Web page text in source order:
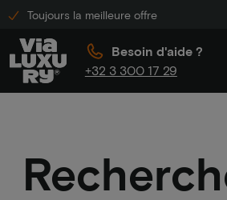
Toujours la meilleure offre
Besoin d'aide ?
+32 3 300 17 29